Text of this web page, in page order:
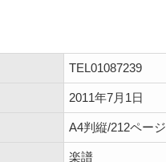
TEL01087239
2011年7月1日
A4判縦/212ページ
楽譜